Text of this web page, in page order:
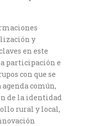
y
en este
participación e
con que se
común,
de la identidad
rural y local,